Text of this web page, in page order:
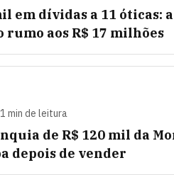
em dívidas a 11 óticas:
rumo aos R$ 17 milhões
min de leitura
de R$ 120 mil da
depois de vender